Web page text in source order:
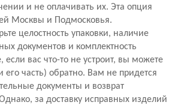
и не оплачивать их. Эта опция
Москвы и Подмосковья.
целостность упаковки, наличие
документов и комплектность
если вас что-то не устроит, вы можете
его часть) обратно. Вам не придется
документы и возврат
за доставку исправных изделий